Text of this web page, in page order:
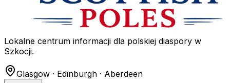
Lokalne centrum informacji dla polskiej diaspory w
Szkocji.
Glasgow · Edinburgh · Aberdeen